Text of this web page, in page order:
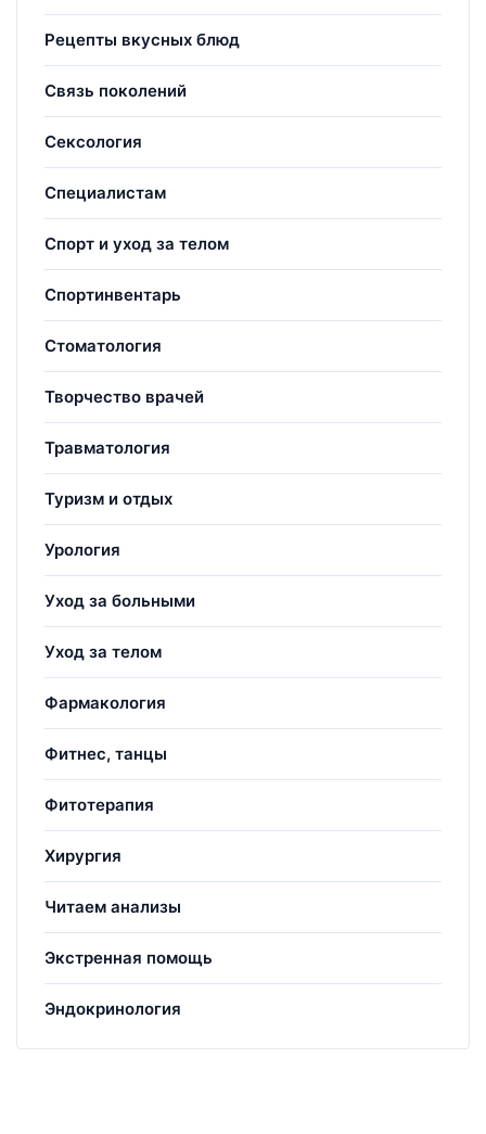
Рецепты вкусных блюд
Связь поколений
Сексология
Специалистам
Спорт и уход за телом
Спортинвентарь
Стоматология
Творчество врачей
Травматология
Туризм и отдых
Урология
Уход за больными
Уход за телом
Фармакология
Фитнес, танцы
Фитотерапия
Хирургия
Читаем анализы
Экстренная помощь
Эндокринология